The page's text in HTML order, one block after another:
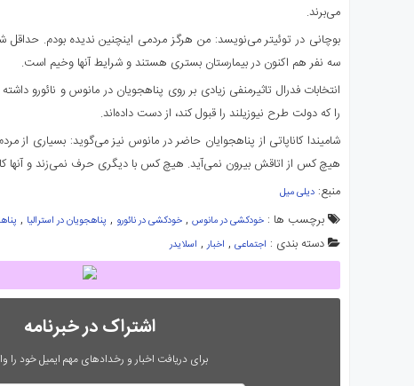
می‌برند.
بوچانی در توئیتر می‌نویسد: من هرگز مردمی اینچنین ندیده بودم.
سه نفر هم اکنون در بیمارستان بستری هستند و شرایط آنها وخیم است.
انتخابات فدرال تاثیرمنفی زیادی بر روی پناهجویان در مانوس و نائورو
را که دولت طرح نیوزیلند را قبول کند، از دست داده‌اند.
شامیندا کاناپاتی از پناهجوایان حاضر در مانوس نیز می‌گوید: بسیاری از
هیچ کس از اتاقش بیرون نمی‌آید. هیچ کس با دیگری حرف نمی‌زند و آنها
منبع: دیلی میل
برچسب ها : خودکشی در مانوس , خودکشی در نائورو , پناهجویان در استرالیا ,
دسته بندی : اجتماعی , اخبار, اسلایدر
اشتراک در خبرنامه
برای دریافت اخبار و رخدادهای مهم ایمیل خود را